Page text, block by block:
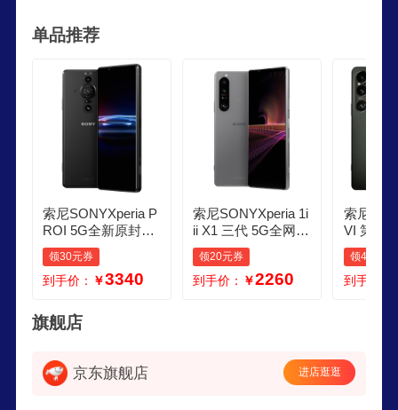
信。
单品推荐
索尼SONYXperia P
ROI 5G全新原封双
待拍照智能库存手
机双卡双待512GB
Xperia Pro1 12512
领30元券
到手价： ￥3340
索尼SONYXperia 1i
ii X1 三代 5G全网通
拍照手机 库存新款
X1III代智能手机 纱
月灰 12GB256GB
领20元券
到手价： ￥2260
索尼
VI 第六
变焦智
存拍照
领40元券
到手价：
旗舰店
京东旗舰店 进店逛逛